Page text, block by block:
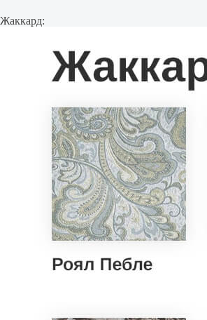
Жаккард: